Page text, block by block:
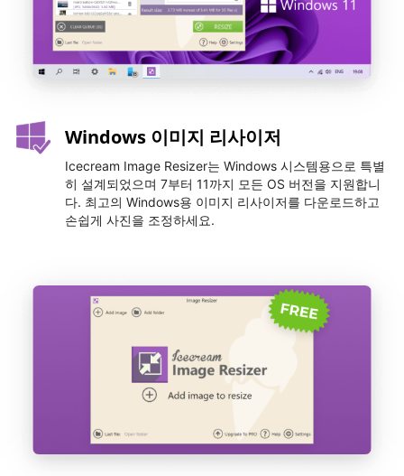
Windows 이미지 리사이저
Icecream Image Resizer는 Windows 시스템용으로 특별
히 설계되었으며 7부터 11까지 모든 OS 버전을 지원합니
다. 최고의 Windows용 이미지 리사이저를 다운로드하고
손쉽게 사진을 조정하세요.